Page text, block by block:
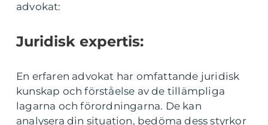
advokat:
Juridisk expertis:
En erfaren advokat har omfattande juridisk
kunskap och förståelse av de tillämpliga
lagarna och förordningarna. De kan
analysera din situation, bedöma dess styrkor